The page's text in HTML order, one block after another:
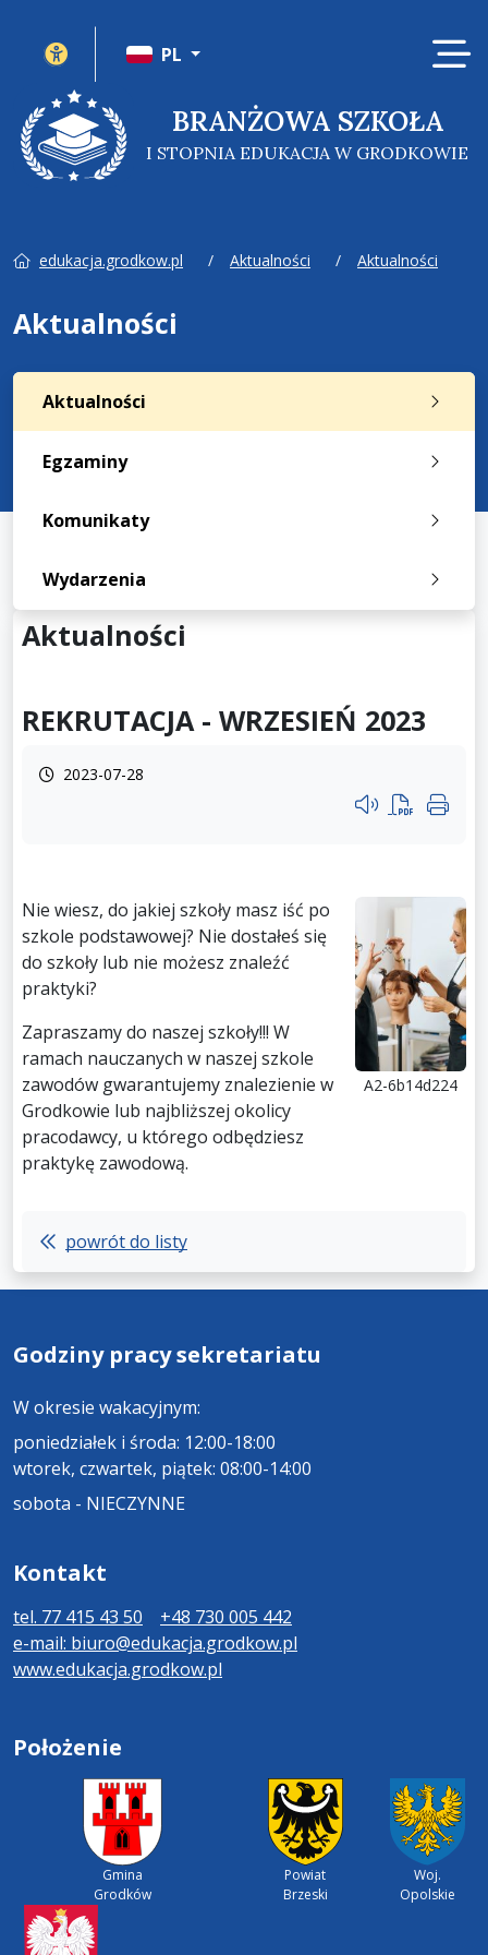
BRANŻOWA SZKOŁA
I STOPNIA EDUKACJA W GRODKOWIE
PL
Panel ustawień witryny
edukacja.grodkow.pl Aktualności Aktualności
Aktualności
Aktualności
Egzaminy
Komunikaty
Wydarzenia
Aktualności
REKRUTACJA - WRZESIEŃ 2023
2023-07-28
Przycisk systemu
A2-6b14d224
Nie wiesz, do jakiej szkoły masz iść po
szkole podstawowej? Nie dostałeś się
do szkoły lub nie możesz znaleźć
praktyki?
Zapraszamy do naszej szkoły!!! W
ramach nauczanych w naszej szkole
zawodów gwarantujemy znalezienie w
Grodkowie lub najbliższej okolicy
pracodawcy, u którego odbędziesz
praktykę zawodową.
powrót do listy
Godziny pracy sekretariatu
W okresie wakacyjnym:
poniedziałek i środa: 12:00-18:00
wtorek, czwartek, piątek: 08:00-14:00
sobota - NIECZYNNE
Kontakt
tel. 77 415 43 50
+48 730 005 442
e-mail: biuro@edukacja.grodkow.pl
www.edukacja.grodkow.pl
Położenie
Gmina
Grodków
Powiat
Brzeski
Woj.
Opolskie